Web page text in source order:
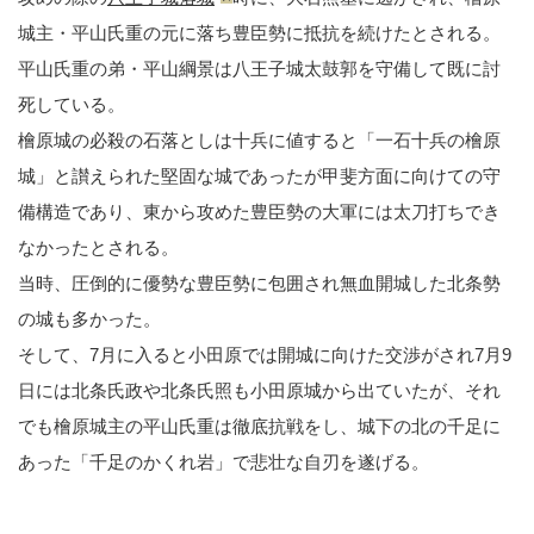
城主・平山氏重の元に落ち豊臣勢に抵抗を続けたとされる。
平山氏重の弟・平山綱景は八王子城太鼓郭を守備して既に討
死している。
檜原城の必殺の石落としは十兵に値すると「一石十兵の檜原
城」と讃えられた堅固な城であったが甲斐方面に向けての守
備構造であり、東から攻めた豊臣勢の大軍には太刀打ちでき
なかったとされる。
当時、圧倒的に優勢な豊臣勢に包囲され無血開城した北条勢
の城も多かった。
そして、7月に入ると小田原では開城に向けた交渉がされ7月9
日には北条氏政や北条氏照も小田原城から出ていたが、それ
でも檜原城主の平山氏重は徹底抗戦をし、城下の北の千足に
あった「千足のかくれ岩」で悲壮な自刃を遂げる。